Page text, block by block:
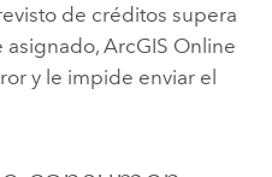
de créditos supera
asignado, ArcGIS Online
y le impide enviar el